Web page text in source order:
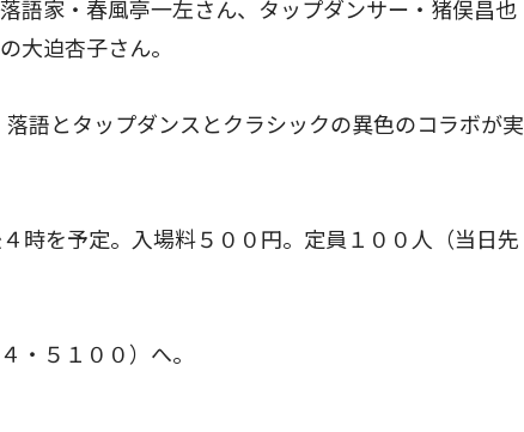
語家・春風亭一左さん、タップダンサー・猪俣昌也
大迫杏子さん。
語とタップダンスとクラシックの異色のコラボが実
時を予定。入場料５００円。定員１００人（当日先
・５１００）へ。